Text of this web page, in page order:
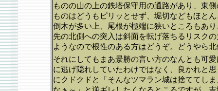
ものの山の上の鉄塔保守用の通路があり、東
ものはどうもピリッとせず、堀切などもほと
倒木が多い上、尾根が極端に狭いところもあ
先の北側への突入は斜面を転げ落ちるリスク
ようなので根性のある方はどうぞ。どうやら
それにしてもまあ景勝の言い方のなんとも可
に逃げ隠れしていたわけではなく、良かれと
にクドクドと「そんなツマラン城は捨ててし